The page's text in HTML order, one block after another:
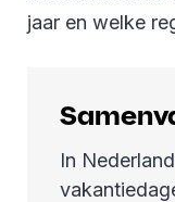
jaar en welke
In